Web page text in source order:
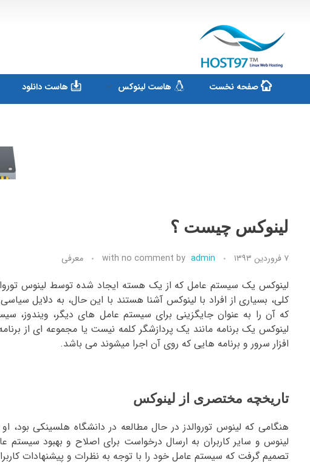
هاست ۹۷ارائه سرویس هاست لینوکس و ثبت دامنه
صفحه نخست هاست لینوکس هاست دانلود
لینوکس چیست ؟
۷ فروردین ۱۳۹۳ by admin
with no comment معرفی
لینوکس یک سیستم عامل که از یک هسته ایجاد شده توسط لینوس
کلی، بسیاری از افراد با لینوکس آشنا هستند با این حال، به دلایل
لینوکس یک برنامه مانند یک پردازشگر کلمه نیست یا مجموعه ای از
افزار سرور و برنامه هایی که روی آن اجرا میشوند می باشد.
تاریخچه مختصری از لینوکس
لینوس و سایر کاربران به ارسال درخواست برای اصلاح و بهبود
تصمیم گرفت که سیستم عامل خود را با توجه به نظرات و پیشنهادات